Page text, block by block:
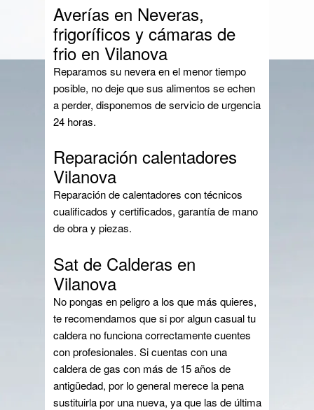
Averías en Neveras,
frigoríficos y cámaras de
frio en Vilanova
Reparamos su nevera en el menor tiempo
posible, no deje que sus alimentos se echen
a perder, disponemos de servicio de urgencia
24 horas.
Reparación calentadores
Vilanova
Reparación de calentadores con técnicos
cualificados y certificados, garantía de mano
de obra y piezas.
Sat de Calderas en
Vilanova
No pongas en peligro a los que más quieres,
te recomendamos que si por algun casual tu
caldera no funciona correctamente cuentes
con profesionales. Si cuentas con una
caldera de gas con más de 15 años de
antigüedad, por lo general merece la pena
sustituirla por una nueva, ya que las de última